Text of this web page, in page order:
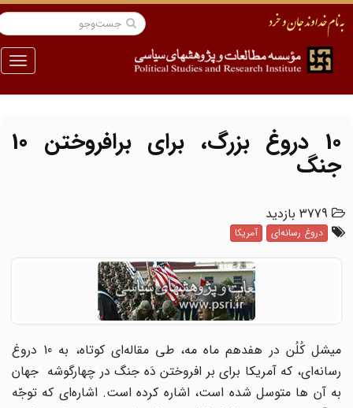
منو
10 دروغ بزرگ، برای برافروختن 10
جنگ
3779 بازدید
دروغ رسانه‌ای آمریکا
میشل کُلُن در هفدهم ماه مه، طی مقاله‌ای کوتاه، به 10 دروغ
رسانه‌ای، که آمریکا برای بر افروختن دَه جنگ در چهارگوشه جهان
به آن ها متوسل شده است، اشاره کرده است. اشاره‌ای که توجّه